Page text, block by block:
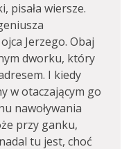
pisała wiersze.
Jerzego. Obaj
dworku, który
I kiedy
w otaczającym go
nawoływania
przy ganku,
tu jest, choć